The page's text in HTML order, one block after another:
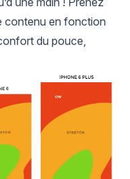
contenu en fonction
du pouce,